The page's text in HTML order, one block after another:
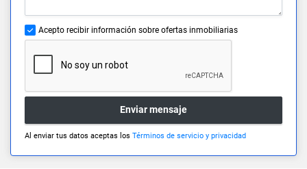
Acepto recibir información sobre ofertas inmobiliarias
Enviar mensaje
Al enviar tus datos aceptas los Términos de servicio y privacidad